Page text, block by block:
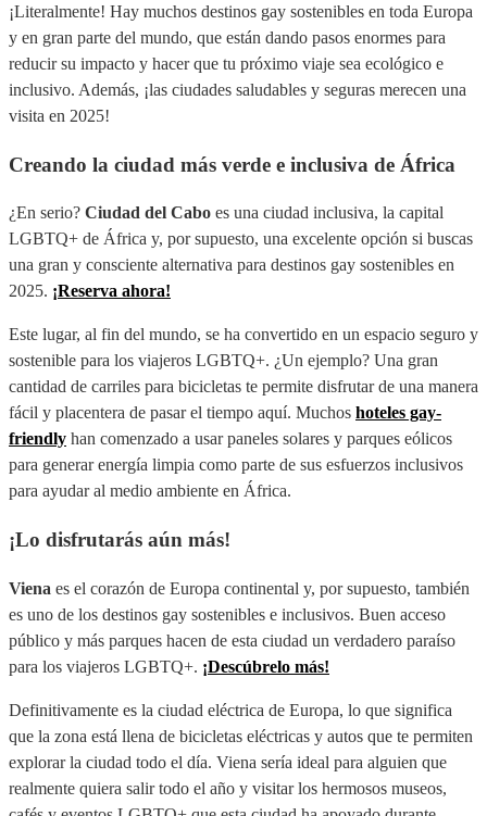
¡Literalmente! Hay muchos destinos gay sostenibles en toda Europa
y en gran parte del mundo, que están dando pasos enormes para
reducir su impacto y hacer que tu próximo viaje sea ecológico e
inclusivo. Además, ¡las ciudades saludables y seguras merecen una
visita en 2025!
Creando la ciudad más verde e inclusiva de África
¿En serio? Ciudad del Cabo es una ciudad inclusiva, la capital
LGBTQ+ de África y, por supuesto, una excelente opción si buscas
una gran y consciente alternativa para destinos gay sostenibles en
2025. ¡Reserva ahora!
Este lugar, al fin del mundo, se ha convertido en un espacio seguro y
sostenible para los viajeros LGBTQ+. ¿Un ejemplo? Una gran
cantidad de carriles para bicicletas te permite disfrutar de una manera
fácil y placentera de pasar el tiempo aquí. Muchos hoteles gay-
friendly han comenzado a usar paneles solares y parques eólicos
para generar energía limpia como parte de sus esfuerzos inclusivos
para ayudar al medio ambiente en África.
¡Lo disfrutarás aún más!
Viena es el corazón de Europa continental y, por supuesto, también
es uno de los destinos gay sostenibles e inclusivos. Buen acceso
público y más parques hacen de esta ciudad un verdadero paraíso
para los viajeros LGBTQ+. ¡Descúbrelo más!
Definitivamente es la ciudad eléctrica de Europa, lo que significa
que la zona está llena de bicicletas eléctricas y autos que te permiten
explorar la ciudad todo el día. Viena sería ideal para alguien que
realmente quiera salir todo el año y visitar los hermosos museos,